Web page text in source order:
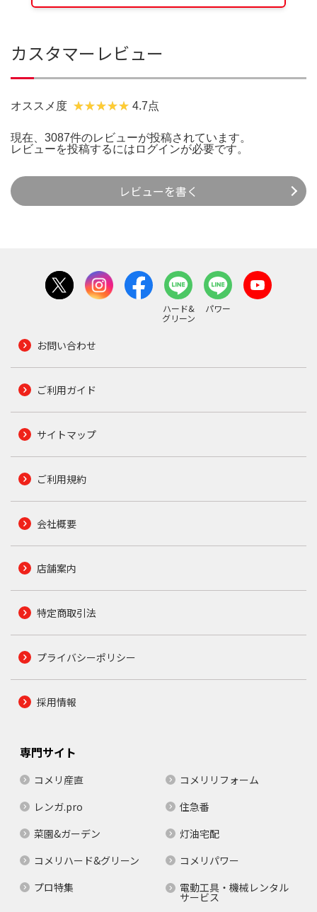
カスタマーレビュー
オススメ度 4.7点
現在、3087件のレビューが投稿されています。
レビューを投稿するには ログインが必要です。
レビューを書く
ハード&
グリーン
パワー
お問い合わせ
ご利用ガイド
サイトマップ
ご利用規約
会社概要
店舗案内
特定商取引法
プライバシーポリシー
採用情報
専門サイト
コメリ産直
コメリリフォーム
レンガ.pro
住急番
菜園&ガーデン
灯油宅配
コメリハード&グリーン
コメリパワー
プロ特集
電動工具・機械レンタル
サービス